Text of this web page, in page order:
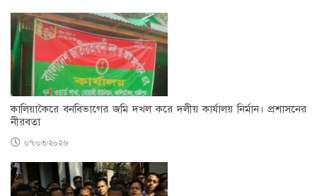
কালিয়াকৈরে বনবিভাগের জমি দখল করে দলীয় কার্যালয় নির্মান। প্রশাসনের
নীরবতা
০৭/০৩/২০২৬